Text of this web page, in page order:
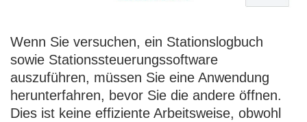
Wenn Sie versuchen, ein Stationslogbuch
sowie Stationssteuerungssoftware
auszuführen, müssen Sie eine Anwendung
herunterfahren, bevor Sie die andere öffnen.
Dies ist keine effiziente Arbeitsweise, obwohl